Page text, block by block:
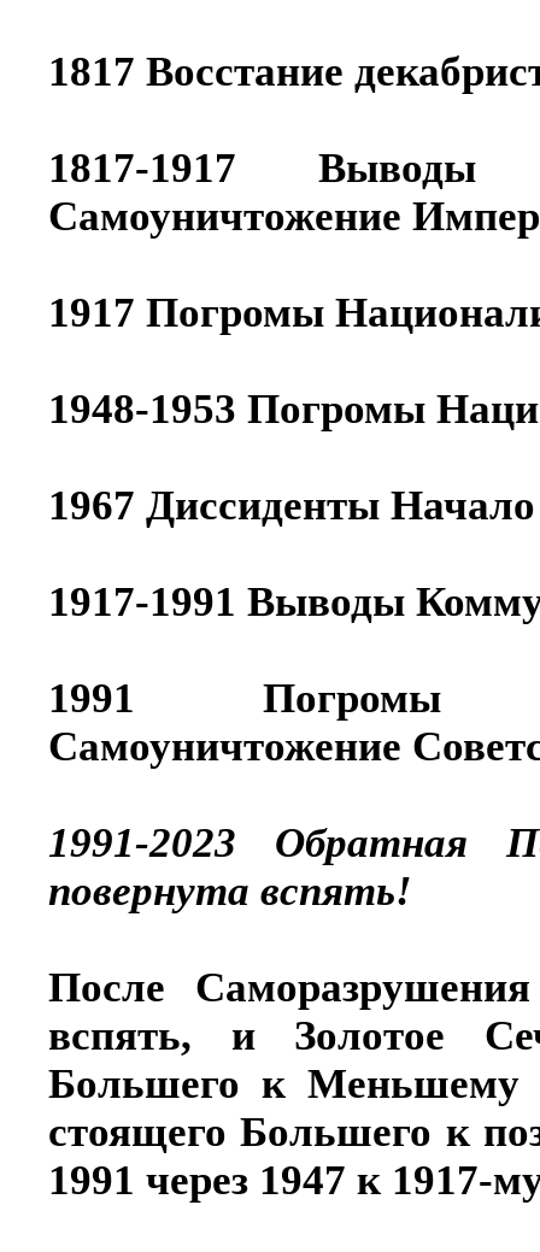
1817 Восстание
1817-1917 Выводы
Самоуничтожение
1917 Погромы
1948-1953 Погромы
1967 Диссиденты Начало
1917-1991 Выводы
1991 Погромы
Самоуничтожение
1991-2023 Обратная
повернута вспять!
После
вспять, и Золотое
Большего к Меньшему
стоящего Большего к
1991 через 1947 к 1917-